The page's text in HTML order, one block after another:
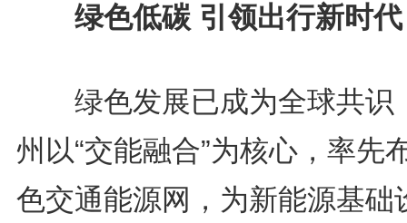
绿色低碳 引领出行新时代
绿色发展已成为全球共识
州以“交能融合”为核心，率先
色交通能源网，为新能源基础